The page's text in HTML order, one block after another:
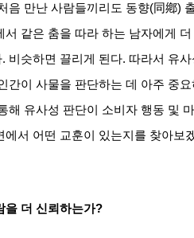
음 만난 사람들끼리도 동향(同鄕)
서 같은 춤을 따라 하는 남자에게
. 비슷하면 끌리게 된다. 따라서 유
간이 사물을 판단하는 데 아주 중
해 유사성 판단이 소비자 행동 및
에서 어떤 교훈이 있는지를 찾아보
을 더 신뢰하는가?